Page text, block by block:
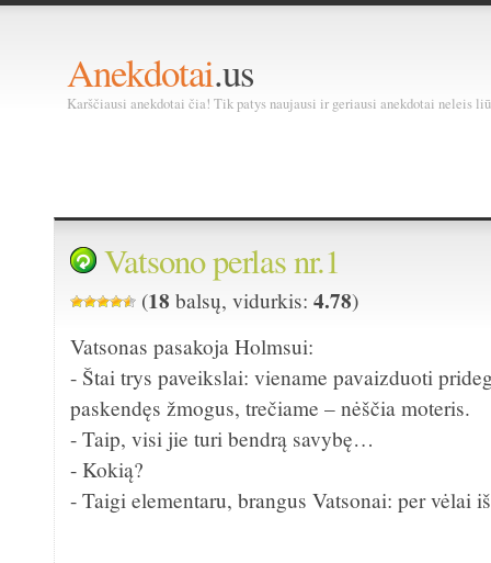
Anekdotai.us
Karščiausi anekdotai čia! Tik patys naujausi ir geriausi anekdotai neleis
Vatsono perlas nr.1
(18 balsų, vidurkis:4.78)
Vatsonas pasakoja Holmsui:
- Štai trys paveikslai: viename pavaizduoti
paskendęs žmogus, trečiame – nėščia moteris.
- Taip, visi jie turi bendrą savybę…
- Kokią?
- Taigi elementaru, brangus Vatsonai: per vėlai